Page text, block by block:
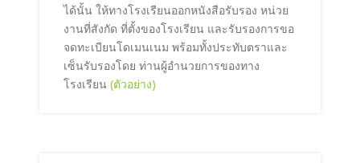
ได้นั้น ให้ทางโรงเรียนออกหนังสือรับรอง หน่วย
งานที่สังกัด ที่ตั้งของโรงเรียน และรับรองการขอ
จดทะเบียนโดเมนเนม พร้อมทั้งประทับตราและ
เซ็นรับรองโดย ท่านผู้อำนวยการของทาง
โรงเรียน (ตัวอย่าง)